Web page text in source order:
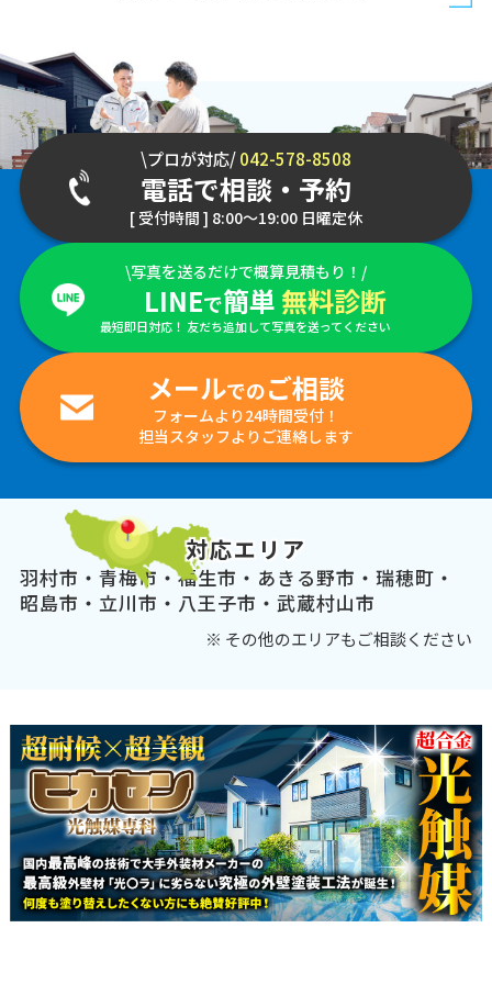
\プロが対応/042-578-8508
電話で相談・予約
[ 受付時間 ] 8:00～19:00 日曜定休
\写真を送るだけで概算見積もり！/
LINEで簡単 無料診断
最短即日対応！ 友だち追加して写真を送ってください
メールでのご相談
フォームより24時間受付！
担当スタッフよりご連絡します
対応エリア
羽村市・青梅市・福生市・あきる野市・瑞穂町・
昭島市・立川市・八王子市・武蔵村山市
※ その他のエリアもご相談ください